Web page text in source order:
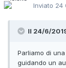
Inviato 24
Il 24/6/
Parliamo di
guidando un